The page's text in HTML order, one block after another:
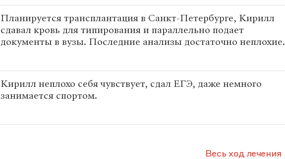
Планируется трансплантация в Санкт-Петербурге, Кирилл
сдавал кровь для типирования и параллельно подает
документы в вузы. Последние анализы достаточно неплохие.
Кирилл неплохо себя чувствует, сдал ЕГЭ, даже немного
занимается спортом.
Весь ход лечения